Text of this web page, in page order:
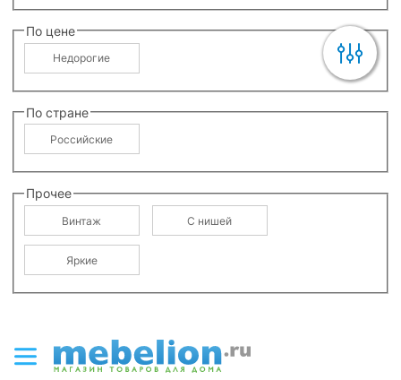
По цене
Недорогие
По стране
Российские
Прочее
Винтаж С нишей
Яркие